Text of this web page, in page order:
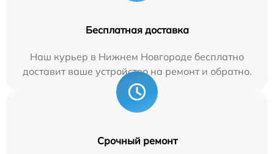
Бесплатная доставка
Наш курьер в Нижнем Новгороде бесплатно
доставит ваше устройство на ремонт и обратно.
Срочный ремонт